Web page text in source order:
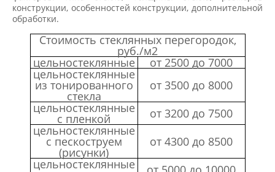
конструкции, особенностей конструкции, дополнительной
обработки.
Стоимость стеклянных перегородок,
руб./м2
цельностеклянные от 2500 до 7000
цельностеклянные
из тонированного
стекла
от 3500 до 8000
цельностеклянные
с пленкой
от 3200 до 7500
цельностеклянные
с пескоструем
(рисунки)
от 4300 до 8500
цельностеклянные